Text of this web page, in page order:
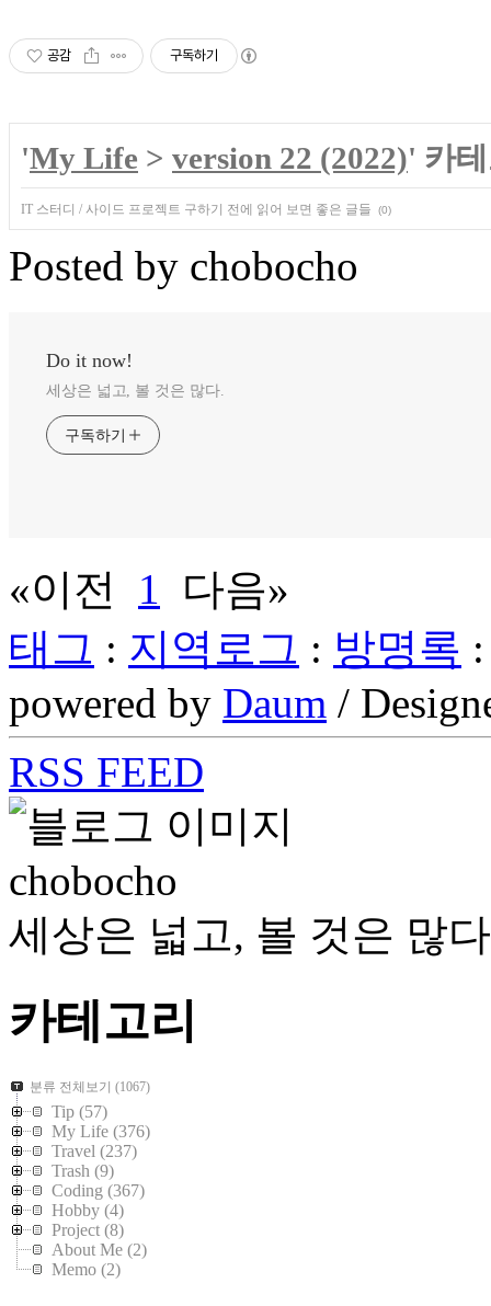
공감 구독하기
'My Life > version 22 (2022)' 카
IT 스터디 / 사이드 프로젝트 구하기 전에 읽어 보면 좋은 글들 (0)
Posted by chobocho
Do it now!
세상은 넓고, 볼 것은 많다.
구독하기
«이전 1
다음»
태그 : 지역로그 : 방명록
powered by Daum /
RSS FEED
chobocho
세상은 넓고, 볼 것은 많
카테고리
분류 전체보기 (1067)
Tip (57)
My Life (376)
Travel (237)
Trash (9)
Coding (367)
Hobby (4)
Project (8)
About Me (2)
Memo (2)